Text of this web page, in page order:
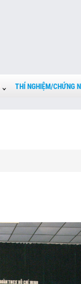
THÍ NGHIỆM/CHỨNG